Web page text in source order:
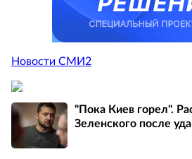
Новости СМИ2
"Пока Киев горел".
Зеленского после